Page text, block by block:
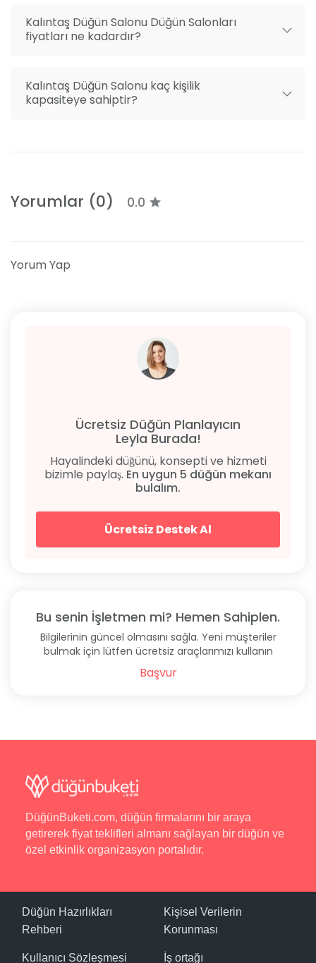
Kalıntaş Düğün Salonu Düğün Salonları
fiyatları ne kadardır?
Kalıntaş Düğün Salonu kaç kişilik
kapasiteye sahiptir?
Yorumlar (0) 0.0
Yorum Yap
Ücretsiz Düğün Planlayıcın
Leyla Burada!
Hayalindeki düğünü, konsepti ve hizmeti
bizimle paylaş. En uygun 5 düğün mekanı
bulalım.
Ücretsiz Destek Al
Bu senin İşletmen mi? Hemen Sahiplen.
Bilgilerinin güncel olmasını sağla. Yeni müşteriler
bulmak için lütfen ücretsiz araçlarımızı kullanın
Başvur
DüğünBuketi.com, düğün firmalarını bir araya
getirerek fiyat teklifleri almanı sağlayan bir düğün ve
özel etkinlik organizasyon portalıdır.
Düğün Hazırlıkları
Rehberi
Kullanıcı Sözleşmesi
Kişisel Verilerin
Korunması
İş ortağı